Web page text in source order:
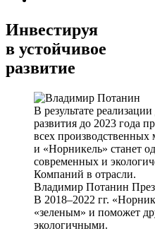
Инвестируя
в устойчивое
развитие
В результате
развития до 2023 года
всех производственных
и «Норникель» станет
современных и
Компаний в отрасли.
Владимир Потанин
В 2018–2022 гг.
«зеленым» и поможет
экологичными.